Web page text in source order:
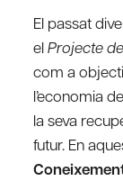
El passat
elProjecte
com a
l’economia
la seva
futur. En